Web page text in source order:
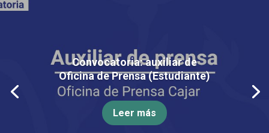
Convocatoria: auxiliar de
Oficina de Prensa (Estudiante)
Leer más